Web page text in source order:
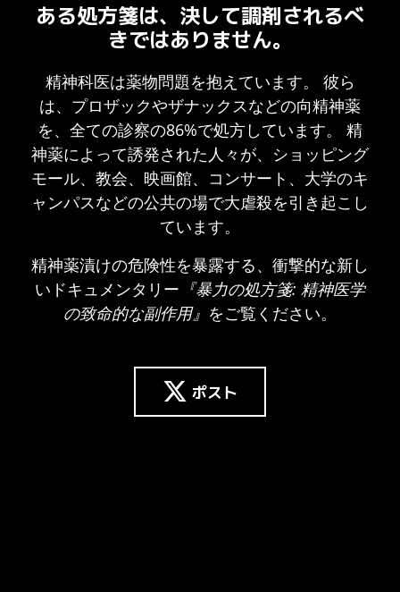
ある処方箋は、決して調剤されるべ
きではありません。
精神科医は薬物問題を抱えています。 彼ら
は、プロザックやザナックスなどの向精神薬
を、全ての診察の86%で処方しています。 精
神薬によって誘発された人々が、ショッピング
モール、教会、映画館、コンサート、大学のキ
ャンパスなどの公共の場で大虐殺を引き起こし
ています。
精神薬漬けの危険性を暴露する、衝撃的な新し
いドキュメンタリー 『暴力の処方箋: 精神医学
の致命的な副作用』 をご覧ください。
ポスト